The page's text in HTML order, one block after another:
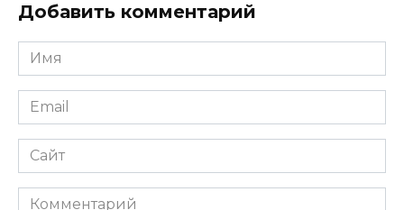
Добавить комментарий
Имя
*
Email
*
Сайт
Комментарий